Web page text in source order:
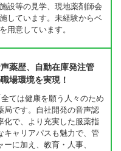
設等の見学、現地薬剤師会
しています。未経験からベ
用意しています。
薬歴、自動在庫発注管
場環境を実現！
ては健康を願う人々のため
局です。自社開発の音声認
化で、より充実した服薬指
キャリアパスも魅力で、管
に加え、教育・人事、